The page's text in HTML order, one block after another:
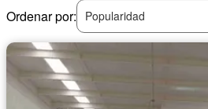
Ordenar por:
Popularidad